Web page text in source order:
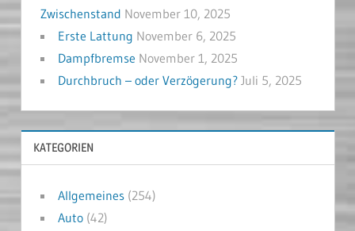
Zwischenstand November 10, 2025
Erste Lattung November 6, 2025
Dampfbremse November 1, 2025
Durchbruch – oder Verzögerung? Juli 5, 2025
KATEGORIEN
Allgemeines(254)
Auto(42)